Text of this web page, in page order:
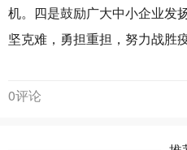
机。四是鼓励广大中小企业发
坚克难，勇担重担，努力战胜
0评论